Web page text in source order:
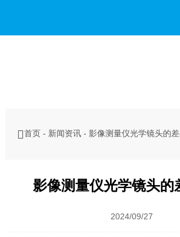
首页- 新闻资讯- 影像测量仪光学镜头的
影像测量仪光学镜头的
2024/09/27